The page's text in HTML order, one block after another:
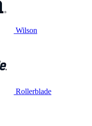
Wilson
Rollerblade